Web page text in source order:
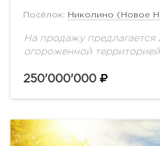
Посёлок: Николино (Новое
На продажу предлагается
огороженной
250'000'000